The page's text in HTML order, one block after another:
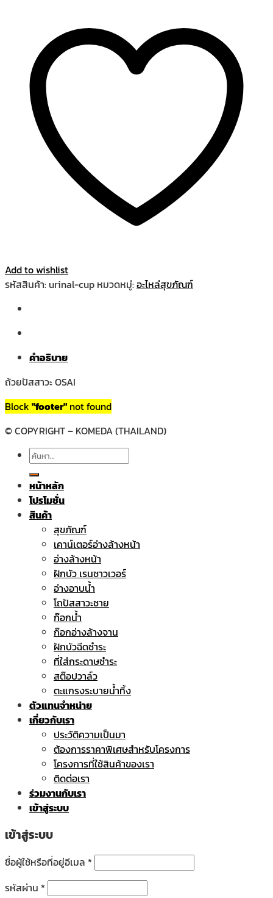
Add to wishlist
รหัสสินค้า: urinal-cup หมวดหมู่:อะไหล่สุขภัณฑ์
คำอธิบาย
ถ้วยปัสสาวะ OSAI
Block "footer" not found
© COPYRIGHT – KOMEDA (THAILAND)
ค้นหา:
หน้าหลัก
โปรโมชั่น
สินค้า
สุขภัณฑ์
เคาน์เตอร์อ่างล้างหน้า
อ่างล้างหน้า
ฝักบัว เรนชาวเวอร์
อ่างอาบน้ำ
โถปัสสาวะชาย
ก๊อกน้ำ
ก๊อกอ่างล้างจาน
ฝักบัวฉีดชำระ
ที่ใส่กระดาษชำระ
สต๊อปวาล์ว
ตะแกรงระบายน้ำทิ้ง
ตัวแทนจำหน่าย
เกี่ยวกับเรา
ประวัติความเป็นมา
ต้องการราคาพิเศษสำหรับโครงการ
โครงการที่ใช้สินค้าของเรา
ติดต่อเรา
ร่วมงานกับเรา
เข้าสู่ระบบ
เข้าสู่ระบบ
ชื่อผู้ใช้หรือที่อยู่อีเมล *
รหัสผ่าน *